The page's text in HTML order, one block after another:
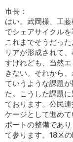
市長：
はい。武岡様、工
でシェアサイクル
これまでそうだっ
リアが形成されて
すけれども、当然
きない。それから
ていうような課題
た。こうした課題
ております。公民
ケージとして進め
ポートの整備であ
て参ります。18区